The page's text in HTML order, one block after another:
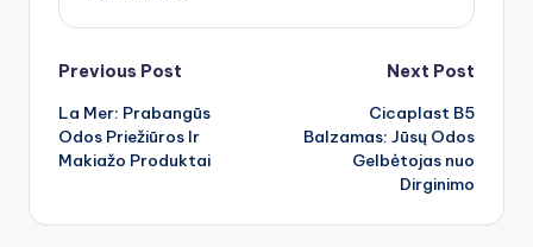
Post
navigation
Previous Post
La Mer: Prabangūs
Odos Priežiūros Ir
Makiažo Produktai
Next Post
Cicaplast B5
Balzamas: Jūsų Odos
Gelbėtojas nuo
Dirginimo